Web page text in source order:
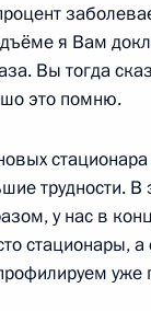
Индии
я Вам
Вы тогда
это помню.
трудности.
у нас в
стационары,